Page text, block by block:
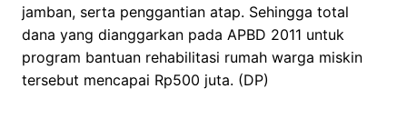
jamban, serta penggantian atap. Sehingga total
dana yang dianggarkan pada APBD 2011 untuk
program bantuan rehabilitasi rumah warga miskin
tersebut mencapai Rp500 juta. (DP)